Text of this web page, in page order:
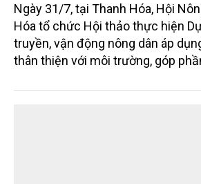
Ngày 31/7, tại Thanh Hóa, Hội
Hóa tổ chức Hội thảo thực hiện
truyền, vận động nông dân áp
thân thiện với môi trường, góp
trình thu hút sự tham gia của